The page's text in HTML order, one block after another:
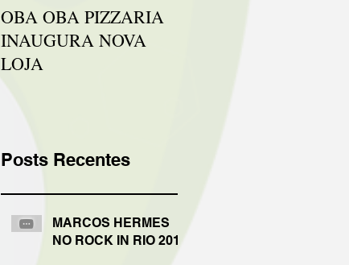
OBA OBA PIZZARIA
INAUGURA NOVA
LOJA
Posts Recentes
MARCOS HERMES
NO ROCK IN RIO 2017